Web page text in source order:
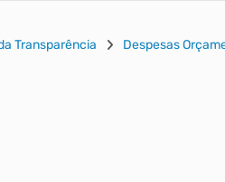
Transparência Despesas